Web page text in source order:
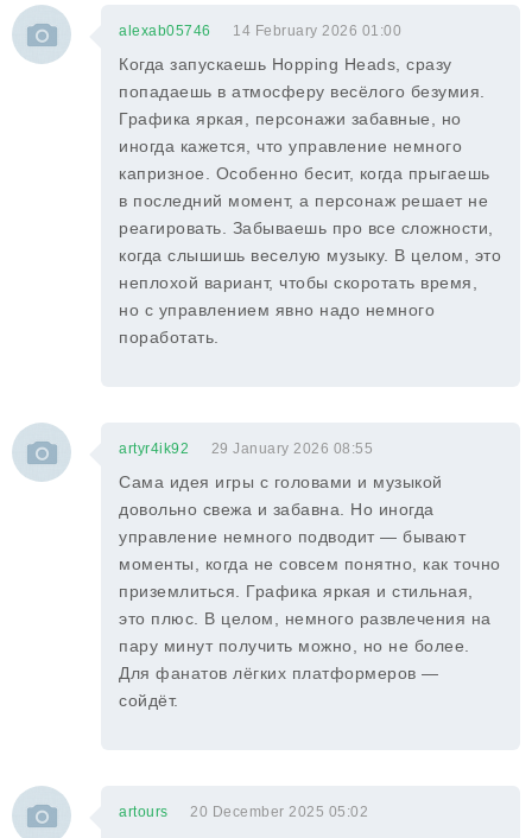
alexab05746 14 February 2026 01:00
Когда запускаешь Hopping Heads, сразу
попадаешь в атмосферу весёлого безумия.
Графика яркая, персонажи забавные, но
иногда кажется, что управление немного
капризное. Особенно бесит, когда прыгаешь
в последний момент, а персонаж решает не
реагировать. Забываешь про все сложности,
когда слышишь веселую музыку. В целом, это
неплохой вариант, чтобы скоротать время,
но с управлением явно надо немного
поработать.
artyr4ik92 29 January 2026 08:55
Сама идея игры с головами и музыкой
довольно свежа и забавна. Но иногда
управление немного подводит — бывают
моменты, когда не совсем понятно, как точно
приземлиться. Графика яркая и стильная,
это плюс. В целом, немного развлечения на
пару минут получить можно, но не более.
Для фанатов лёгких платформеров —
сойдёт.
artours 20 December 2025 05:02